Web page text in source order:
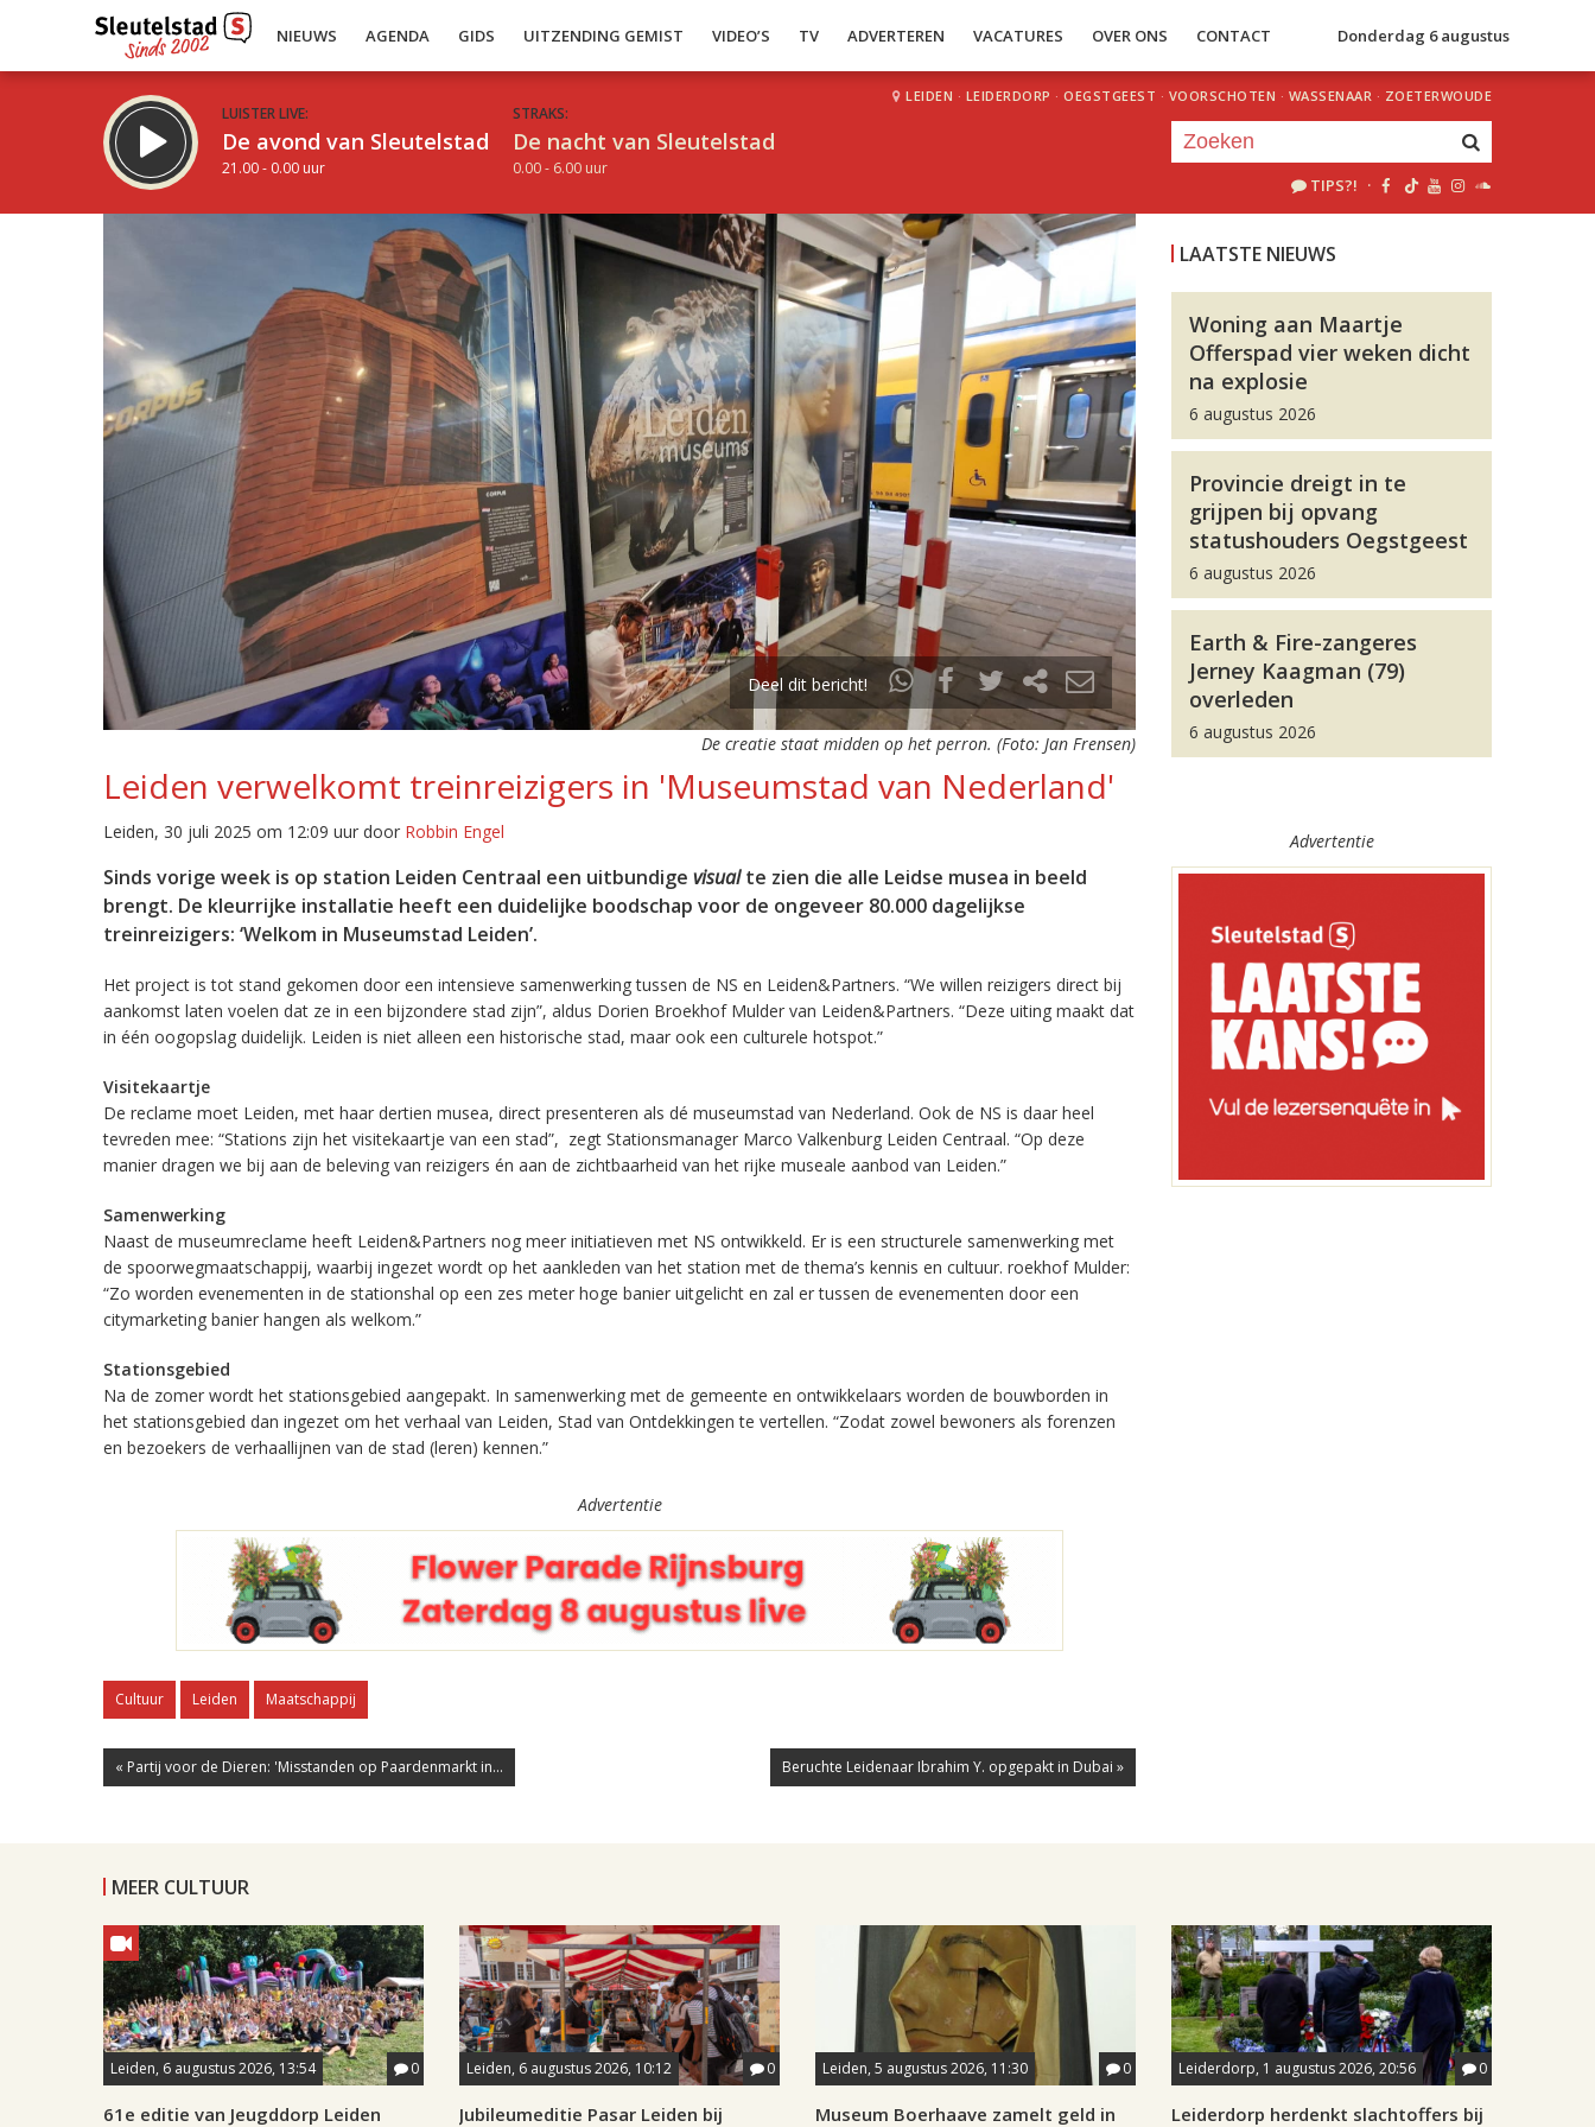
NIEUWS AGENDA GIDS UITZENDING GEMIST VIDEO’S TV ADVERTEREN VACATURES OVER ONS CONTACT Donderdag 6 augustus
LUISTER LIVE:
De avond van Sleutelstad
21.00 - 0.00 uur
STRAKS:
De nacht van Sleutelstad
0.00 - 6.00 uur
LEIDEN · LEIDERDORP · OEGSTGEEST · VOORSCHOTEN · WASSENAAR · ZOETERWOUDE
TIPS?! ·
Inklappen
Deel dit bericht!
De creatie staat midden op het perron. (Foto: Jan Frensen)
Leiden verwelkomt treinreizigers in 'Museumstad van Nederland'
Leiden, 30 juli 2025 om 12:09 uur door Robbin Engel
Sinds vorige week is op station Leiden Centraal een uitbundige visualte zien die alle Leidse musea in beeld
brengt. De kleurrijke installatie heeft een duidelijke boodschap voor de ongeveer 80.000 dagelijkse
treinreizigers: ‘Welkom in Museumstad Leiden’.
Het project is tot stand gekomen door een intensieve samenwerking tussen de NS en Leiden&Partners. “We willen reizigers direct bij
aankomst laten voelen dat ze in een bijzondere stad zijn”, aldus Dorien Broekhof Mulder van Leiden&Partners. “Deze uiting maakt dat
in één oogopslag duidelijk. Leiden is niet alleen een historische stad, maar ook een culturele hotspot.”
Visitekaartje
De reclame moet Leiden, met haar dertien musea, direct presenteren als dé museumstad van Nederland. Ook de NS is daar heel
tevreden mee: “Stations zijn het visitekaartje van een stad”, zegt Stationsmanager Marco Valkenburg Leiden Centraal. “Op deze
manier dragen we bij aan de beleving van reizigers én aan de zichtbaarheid van het rijke museale aanbod van Leiden.”
Samenwerking
Naast de museumreclame heeft Leiden&Partners nog meer initiatieven met NS ontwikkeld. Er is een structurele samenwerking met
de spoorwegmaatschappij, waarbij ingezet wordt op het aankleden van het station met de thema’s kennis en cultuur. roekhof Mulder:
“Zo worden evenementen in de stationshal op een zes meter hoge banier uitgelicht en zal er tussen de evenementen door een
citymarketing banier hangen als welkom.”
Stationsgebied
Na de zomer wordt het stationsgebied aangepakt. In samenwerking met de gemeente en ontwikkelaars worden de bouwborden in
het stationsgebied dan ingezet om het verhaal van Leiden, Stad van Ontdekkingen te vertellen. “Zodat zowel bewoners als forenzen
en bezoekers de verhaallijnen van de stad (leren) kennen.”
Advertentie
Cultuur Leiden Maatschappij
« Partij voor de Dieren: 'Misstanden op Paardenmarkt in... Beruchte Leidenaar Ibrahim Y. opgepakt in Dubai »
LAATSTE NIEUWS
Woning aan Maartje
Offerspad vier weken dicht
na explosie
6 augustus 2026
Provincie dreigt in te
grijpen bij opvang
statushouders Oegstgeest
6 augustus 2026
Earth & Fire-zangeres
Jerney Kaagman (79)
overleden
6 augustus 2026
Advertentie
MEER CULTUUR
Leiden, 6 augustus 2026, 13:54 0
61e editie van Jeugddorp Leiden
Leiden, 6 augustus 2026, 10:12 0
Jubileumeditie Pasar Leiden bij
Leiden, 5 augustus 2026, 11:30 0
Museum Boerhaave zamelt geld in
Leiderdorp, 1 augustus 2026, 20:56 0
Leiderdorp herdenkt slachtoffers bij